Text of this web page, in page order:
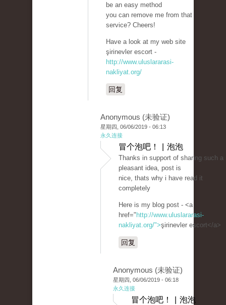
be an easy method
you can remove me from that
service? Cheers!
Have a look at my web site
şirinevler escort -
http://www.uluslararasi-
nakliyat.org/
回复
Anonymous (未验证)
星期四, 06/06/2019 - 06:13
永久连接
冒个泡吧！ | 泡泡
Thanks in support of sharing such a
pleasant idea, post is
nice, thats why i have read it
completely
Here is my blog post - <a
href=" http://www.uluslararasi-
nakliyat.org/">şirinevler escort</a>
回复
Anonymous (未验证)
星期四, 06/06/2019 - 06:18
永久连接
冒个泡吧！ | 泡泡